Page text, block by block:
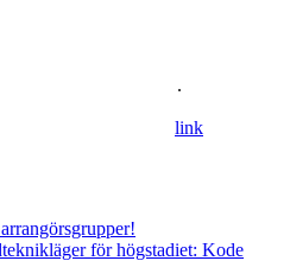
.
link
för högstadiet: Kode